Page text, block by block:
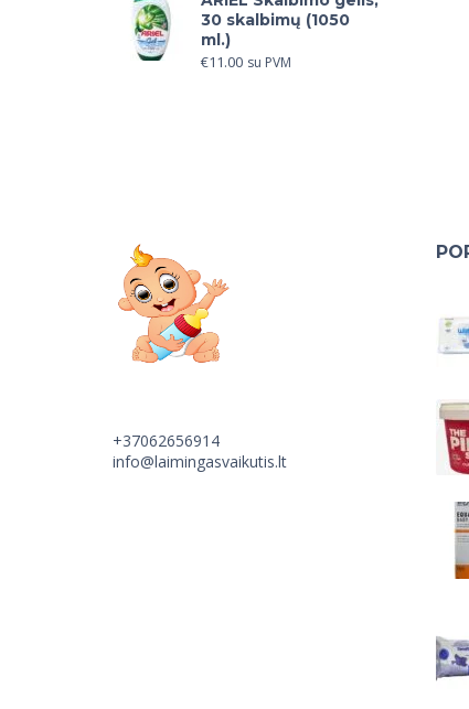
30 skalbimų (1050
ml.)
€11.00 su PVM
+37062656914
info@laimingasvaikutis.lt